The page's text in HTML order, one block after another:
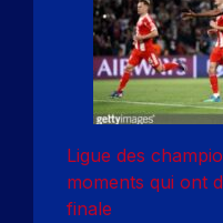
Ligue des
moments qui ont
finale